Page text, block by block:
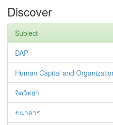
Discover
Subject
DAP
Human Capital and
จิตวิทยา
ธนาคาร